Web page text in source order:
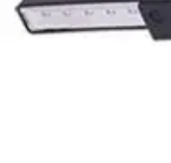
Plomberie Rapide
DépannageOutils et Équipements
Dépannage plomberie